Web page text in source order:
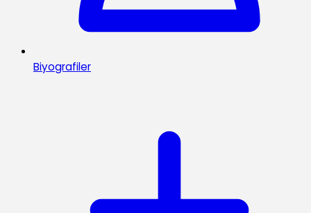
Biyografiler